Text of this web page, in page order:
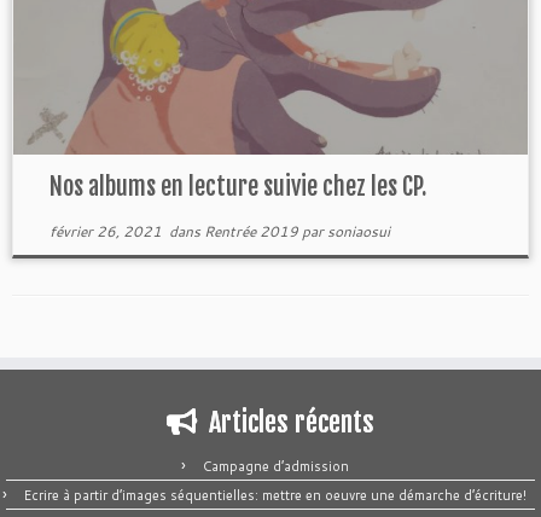
Nos albums en lecture suivie chez les CP.
février 26, 2021 dans Rentrée 2019 parsoniaosui
Articles récents
Campagne d’admission
Ecrire à partir d’images séquentielles: mettre en oeuvre une démarche d’écriture!